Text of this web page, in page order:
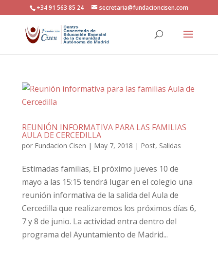
+34 91 563 85 24 secretaria@fundacioncisen.com
REUNIÓN INFORMATIVA PARA LAS FAMILIAS
AULA DE CERCEDILLA
por Fundacion Cisen | May 7, 2018 | Post, Salidas
Estimadas familias, El próximo jueves 10 de
mayo a las 15:15 tendrá lugar en el colegio una
reunión informativa de la salida del Aula de
Cercedilla que realizaremos los próximos días 6,
7 y 8 de junio. La actividad entra dentro del
programa del Ayuntamiento de Madrid...